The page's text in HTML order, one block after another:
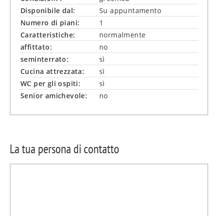
Disponibile dal:
Su appuntamento
Numero di piani:
1
Caratteristiche:
normalmente
affittato:
no
seminterrato:
sì
Cucina attrezzata:
sì
WC per gli ospiti:
sì
Senior amichevole:
no
La tua persona di contatto